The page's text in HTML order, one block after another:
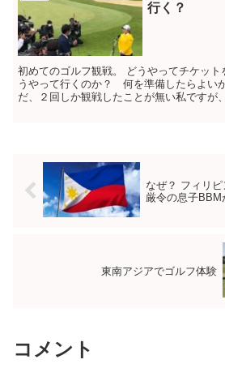
行く？
初めてのゴルフ観戦。 どうやってチケッ
うやって行くのか？ 何を準備したらよい
だ、２回しか観戦したことが無い私ですが
なぜ？ フィリ
厳令の息子BBM
東南アジアでゴルフ体験
コメント